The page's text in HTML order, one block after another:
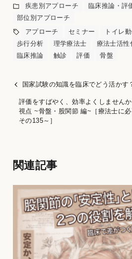
疾患別アプローチ 臨床推論・評
部位別アプローチ
アプローチ
セミナー トイレ
歩行分析
理学療法士 療法士活性
臨床推論
触診 評価 骨盤
国家試験の知識を臨床でどう活かす
評価をすばやく、効率よくしません
視点 ~骨盤・股関節 編~［療法士に
その135～］
関連記事